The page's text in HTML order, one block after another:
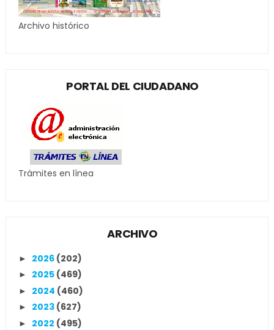
Archivo histórico
PORTAL DEL CIUDADANO
Trámites en línea
ARCHIVO
► 2026 (202)
► 2025 (469)
► 2024 (460)
► 2023 (627)
► 2022 (495)